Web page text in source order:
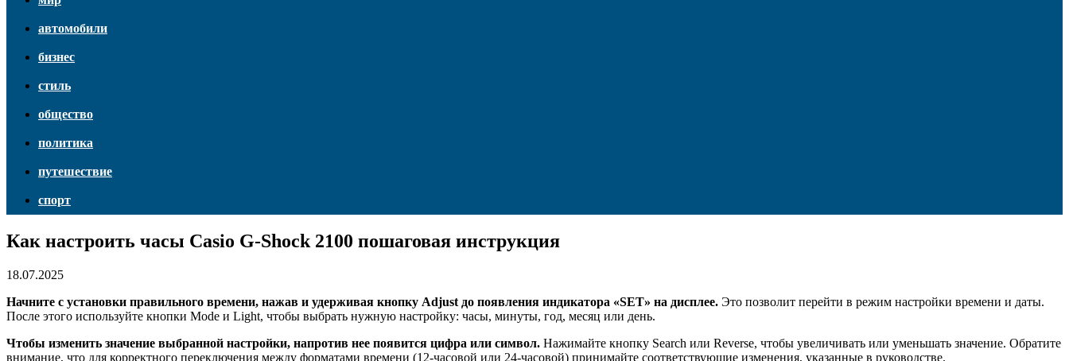
автомобили
бизнес
стиль
общество
политика
путешествие
спорт
Как настроить часы Casio G-Shock 2100 пошаговая инструкция
18.07.2025
Начните с установки правильного времени, нажав и удерживая кнопку Adjust до появления индикатора «SET» на дисплее. Это позволит перейти в режим настройки времени и даты.
После этого используйте кнопки Mode и Light, чтобы выбрать нужную настройку: часы, минуты, год, месяц или день.
Чтобы изменить значение выбранной настройки, напротив нее появится цифра или символ. Нажимайте кнопку Search или Reverse, чтобы увеличивать или уменьшать значение. Обратите
внимание, что для корректного переключения между форматами времени (12-часовой или 24-часовой) принимайте соответствующие изменения, указанные в руководстве.